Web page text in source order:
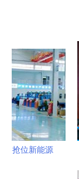
抢位新能源